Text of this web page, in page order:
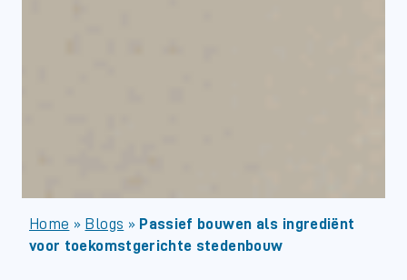
Home » Blogs » Passief bouwen als ingrediënt
voor toekomstgerichte stedenbouw